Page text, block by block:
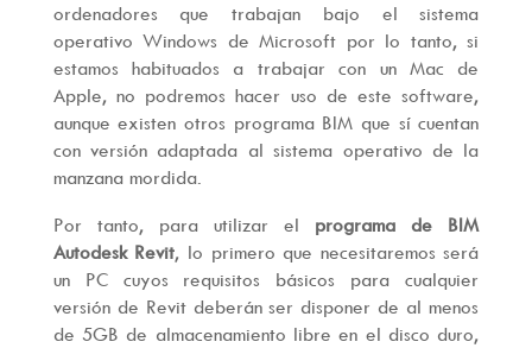
ordenadores que trabajan bajo el sistema
operativo Windows de Microsoft por lo tanto, si
estamos habituados a trabajar con un Mac de
Apple, no podremos hacer uso de este software,
aunque existen otros programa BIM que sí cuentan
con versión adaptada al sistema operativo de la
manzana mordida.
Por tanto, para utilizar el programa de BIM
Autodesk Revit, lo primero que necesitaremos será
un PC cuyos requisitos básicos para cualquier
versión de Revit deberán ser disponer de al menos
de 5GB de almacenamiento libre en el disco duro,